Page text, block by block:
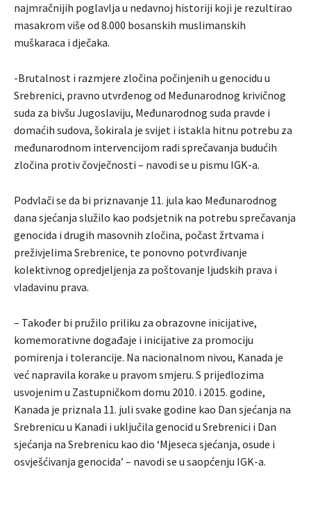
najmračnijih poglavlja u nedavnoj historiji koji je rezultirao
masakrom više od 8.000 bosanskih muslimanskih
muškaraca i dječaka.
-Brutalnost i razmjere zločina počinjenih u genocidu u
Srebrenici, pravno utvrđenog od Međunarodnog krivičnog
suda za bivšu Jugoslaviju, Međunarodnog suda pravde i
domaćih sudova, šokirala je svijet i istakla hitnu potrebu za
međunarodnom intervencijom radi sprečavanja budućih
zločina protiv čovječnosti – navodi se u pismu IGK-a.
Podvlači se da bi priznavanje 11. jula kao Međunarodnog
dana sjećanja služilo kao podsjetnik na potrebu sprečavanja
genocida i drugih masovnih zločina, počast žrtvama i
preživjelima Srebrenice, te ponovno potvrđivanje
kolektivnog opredjeljenja za poštovanje ljudskih prava i
vladavinu prava.
– Također bi pružilo priliku za obrazovne inicijative,
komemorativne događaje i inicijative za promociju
pomirenja i tolerancije. Na nacionalnom nivou, Kanada je
već napravila korake u pravom smjeru. S prijedlozima
usvojenim u Zastupničkom domu 2010. i 2015. godine,
Kanada je priznala 11. juli svake godine kao Dan sjećanja na
Srebrenicu u Kanadi i uključila genocid u Srebrenici i Dan
sjećanja na Srebrenicu kao dio ‘Mjeseca sjećanja, osude i
osvješćivanja genocida’ – navodi se u saopćenju IGK-a.